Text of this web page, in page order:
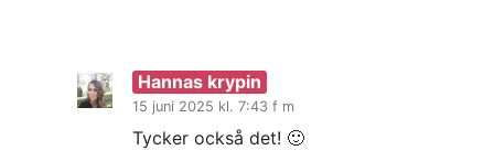
Hannas krypin
15 juni 2025 kl. 7:43 f m
Tycker också det! 🙂